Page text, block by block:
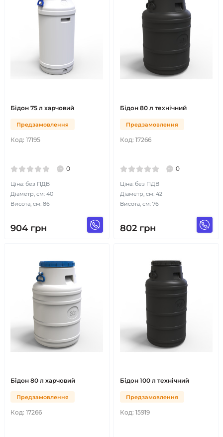
Бідон 75 л харчовий
Код: 17195
Предзамовлення
0
Ціна: без ПДВ
Діаметр, см: 40
Висота, см: 86
904 грн
Бідон 80 л технічний
Код: 17266
Предзамовлення
0
Ціна: без ПДВ
Діаметр, см: 42
Висота, см: 76
802 грн
Бідон 80 л харчовий
Код: 17266
Предзамовлення
Бідон 100 л технічний
Код: 15919
Предзамовлення